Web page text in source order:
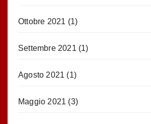
Ottobre 2021 (1)
Settembre 2021 (1)
Agosto 2021 (1)
Maggio 2021 (3)